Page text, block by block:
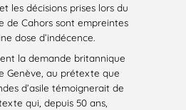
les décisions prises lors du
de Cahors sont empreintes
dose d’indécence.
la demande britannique
Genève, au prétexte que
d’asile témoignerait de
qui, depuis 50 ans,